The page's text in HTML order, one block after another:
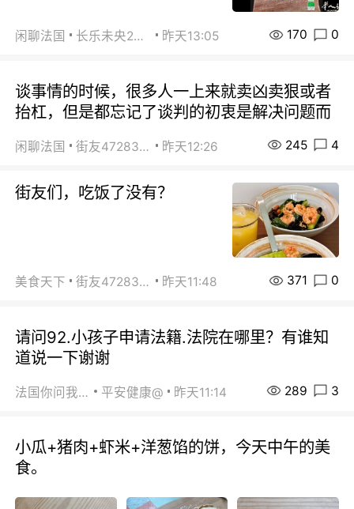
闲聊法国 长乐未央2015 昨天13:05 170 0
谈事情的时候，很多人一上来就卖凶卖狠或者
抬杠，但是都忘记了谈判的初衷是解决问题而
闲聊法国 街友472838572 昨天12:26 245 4
街友们，吃饭了没有？
美食天下 街友472838572 昨天11:48 371 0
请问92.小孩子申请法籍.法院在哪里？有谁知
道说一下谢谢
法国你问我答 平安健康@ 昨天11:14 289 3
小瓜+猪肉+虾米+洋葱馅的饼，今天中午的美
食。